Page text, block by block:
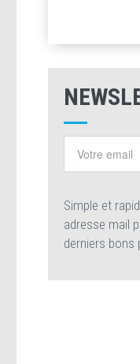
Simple et
adresse mail
derniers bons